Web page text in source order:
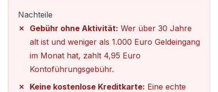
Nachteile
Gebühr ohne Aktivität: Wer über 30 Jahre
alt ist und weniger als 1.000 Euro Geldeingang
im Monat hat, zahlt 4,95 Euro
Kontoführungsgebühr.
Keine kostenlose Kreditkarte: Eine echte